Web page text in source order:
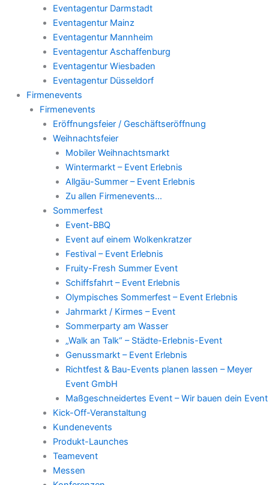
Eventagentur Darmstadt
Eventagentur Mainz
Eventagentur Mannheim
Eventagentur Aschaffenburg
Eventagentur Wiesbaden
Eventagentur Düsseldorf
Firmenevents
Firmenevents
Eröffnungsfeier / Geschäftseröffnung
Weihnachtsfeier
Mobiler Weihnachtsmarkt
Wintermarkt – Event Erlebnis
Allgäu-Summer – Event Erlebnis
Zu allen Firmenevents…
Sommerfest
Event-BBQ
Event auf einem Wolkenkratzer
Festival – Event Erlebnis
Fruity-Fresh Summer Event
Schiffsfahrt – Event Erlebnis
Olympisches Sommerfest – Event Erlebnis
Jahrmarkt / Kirmes – Event
Sommerparty am Wasser
„Walk an Talk“ – Städte-Erlebnis-Event
Genussmarkt – Event Erlebnis
Richtfest & Bau-Events planen lassen – Meyer
Event GmbH
Maßgeschneidertes Event – Wir bauen dein Event
Kick-Off-Veranstaltung
Kundenevents
Produkt-Launches
Teamevent
Messen